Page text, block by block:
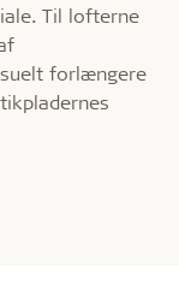
Til lofterne
forlængere